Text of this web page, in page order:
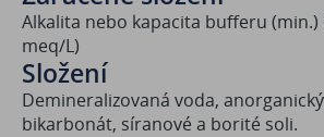
Alkalita nebo kapacita bufferu (min.)
meq/L)
Složení
Demineralizovaná voda,
bikarbonát, síranové a borité soli.